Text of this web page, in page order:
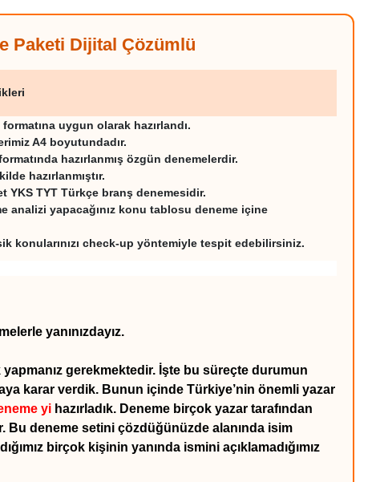
Paketi Dijital Çözümlü
formatına uygun olarak hazırlandı.
A4 boyutundadır.
hazırlanmış özgün denemelerdir.
hazırlanmıştır.
YKS TYT Türkçe branş denemesidir.
analizi yapacağınız konu tablosu deneme içine
konularınızı check-up yöntemiyle tespit edebilirsiniz.
yanınızdayız.
yapmanız gerekmektedir. İşte bu süreçte durumun
karar verdik. Bunun içinde Türkiye’nin önemli yazar
yi hazırladık. Deneme birçok yazar tarafından
Bu deneme setini çözdüğünüzde alanında isim
birçok kişinin yanında ismini açıklamadığımız